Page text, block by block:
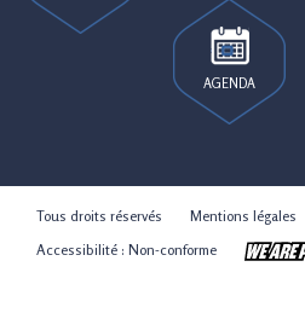
AGENDA
Tous droits réservés Mentions légales
Accessibilité : Non-conforme